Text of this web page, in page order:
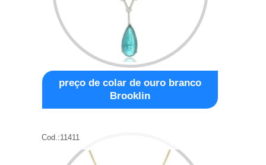
preço de colar de ouro branco
Brooklin
Cod.:11411